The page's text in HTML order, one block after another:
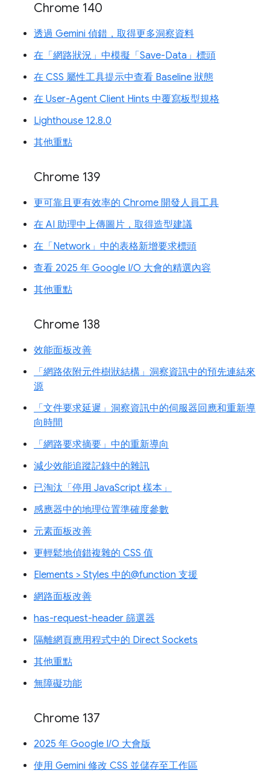
Chrome 140
透過 Gemini 偵錯，取得更多洞察資料
在「網路狀況」中模擬「Save-Data」標頭
在 CSS 屬性工具提示中查看 Baseline 狀態
在 User-Agent Client Hints 中覆寫板型規格
Lighthouse 12.8.0
其他重點
Chrome 139
更可靠且更有效率的 Chrome 開發人員工具
在 AI 助理中上傳圖片，取得造型建議
在「Network」中的表格新增要求標頭
查看 2025 年 Google I/O 大會的精選內容
其他重點
Chrome 138
效能面板改善
「網路依附元件樹狀結構」洞察資訊中的預先連結來
源
「文件要求延遲」洞察資訊中的伺服器回應和重新導
向時間
「網路要求摘要」中的重新導向
減少效能追蹤記錄中的雜訊
已淘汰「停用 JavaScript 樣本」
感應器中的地理位置準確度參數
元素面板改善
更輕鬆地偵錯複雜的 CSS 值
Elements > Styles 中的@function 支援
網路面板改善
has-request-header 篩選器
隔離網頁應用程式中的 Direct Sockets
其他重點
無障礙功能
Chrome 137
2025 年 Google I/O 大會版
使用 Gemini 修改 CSS 並儲存至工作區